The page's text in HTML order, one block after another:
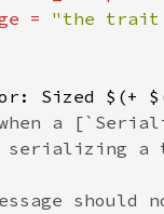
=
"the trait
Sized $(+